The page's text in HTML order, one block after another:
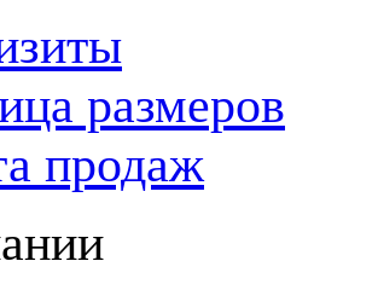
размеров
продаж